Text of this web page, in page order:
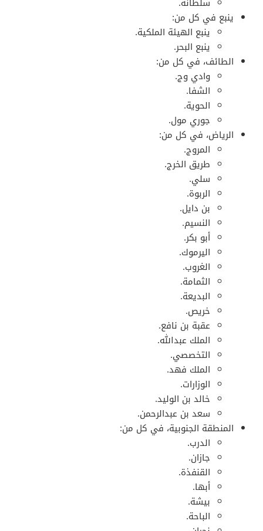
ينبع في كل من:
ينبع الهيئة الملكية.
ينبع البحر.
الطائف، في كل من:
وادي وج.
الشفا.
الحوية.
جوري مول.
الرياض، في كل من:
المروج.
طريق الخرج.
سلي.
الربوة.
بن دايل.
النسيم.
أبو بكر.
اليرموك.
الغروب.
الثمامة.
البديعة.
خريص.
عقبة بن نافع.
الملك عبدالله.
التخصصي.
الملك فهد.
الوزارات.
خالد بن الوليد.
سعد بن عبدالرحمن.
المنطقة الجنوبية، في كل من:
الدرب.
جازان.
القنفذة.
أبها.
بيشة.
الباحة.